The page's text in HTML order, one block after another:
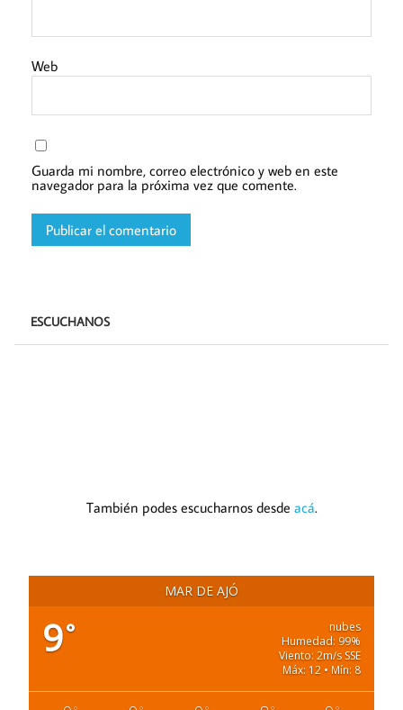
Web
Guarda mi nombre, correo electrónico y web en este
navegador para la próxima vez que comente.
ESCUCHANOS
También podes escucharnos desde acá.
MAR DE AJÓ
9°
nubes
Humedad: 99%
Viento: 2m/s SSE
Máx: 12 • Mín: 8